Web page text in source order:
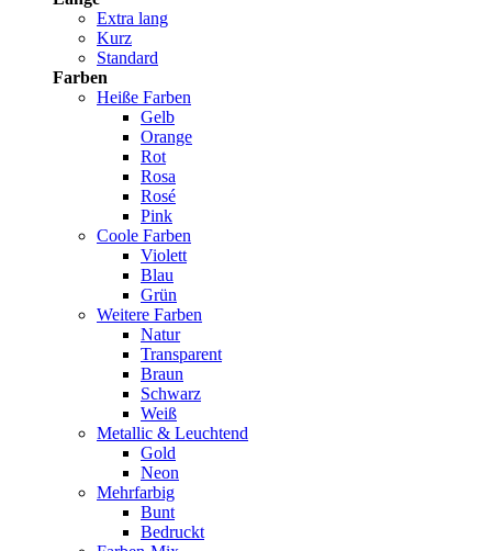
Extra lang
Kurz
Standard
Farben
Heiße Farben
Gelb
Orange
Rot
Rosa
Rosé
Pink
Coole Farben
Violett
Blau
Grün
Weitere Farben
Natur
Transparent
Braun
Schwarz
Weiß
Metallic & Leuchtend
Gold
Neon
Mehrfarbig
Bunt
Bedruckt